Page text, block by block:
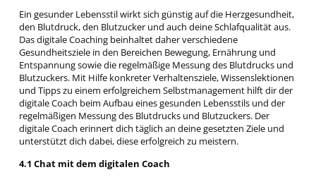
Ein gesunder Lebensstil wirkt sich günstig auf die Herzgesundheit,
den Blutdruck, den Blutzucker und auch deine Schlafqualität aus.
Das digitale Coaching beinhaltet daher verschiedene
Gesundheitsziele in den Bereichen Bewegung, Ernährung und
Entspannung sowie die regelmäßige Messung des Blutdrucks und
Blutzuckers. Mit Hilfe konkreter Verhaltensziele, Wissenslektionen
und Tipps zu einem erfolgreichem Selbstmanagement hilft dir der
digitale Coach beim Aufbau eines gesunden Lebensstils und der
regelmäßigen Messung des Blutdrucks und Blutzuckers. Der
digitale Coach erinnert dich täglich an deine gesetzten Ziele und
unterstützt dich dabei, diese erfolgreich zu meistern.
4.1 Chat mit dem digitalen Coach